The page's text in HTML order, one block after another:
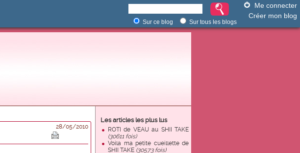
Me connecter
Créer mon blog
Sur ce blog Sur tous les blogs
Les articles les plus lus
ROTI de VEAU au SHII TAKE
(30611 fois)
Voila ma petite cueillette de
SHII TAKE (30573 fois)
28/05/2010